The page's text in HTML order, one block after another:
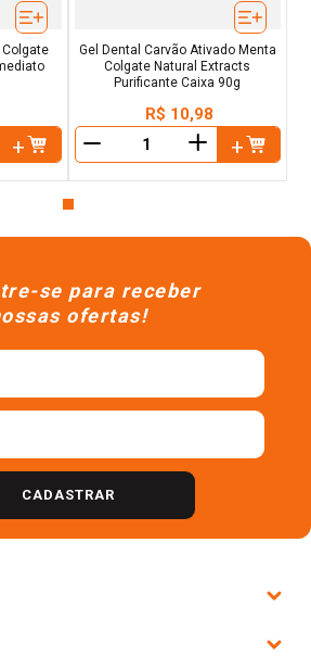
Gel Dental Carvão Ativado Menta
Colgate Natural Extracts
Purificante Caixa 90g
R$ 10,98
＋
se para receber
ofertas!
CADASTRAR